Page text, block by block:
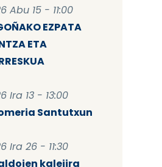
Abu 15 - 11:00
EZPATA
ETA
Ira 13 - 13:00
Santutxun
Ira 26 - 11:30
kalejira